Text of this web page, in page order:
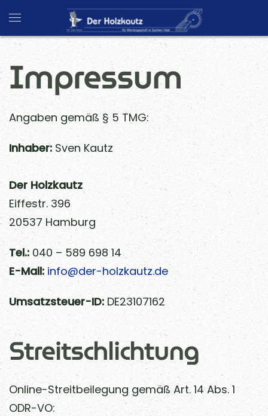
Skip to main content
Impressum
Angaben gemäß § 5 TMG:
Inhaber:Sven Kautz
Der Holzkautz
Eiffestr. 396
20537 Hamburg
Tel.:040 – 589 698 14
E-Mail: info@der-holzkautz.de
Umsatzsteuer-ID: DE23107162
Streitschlichtung
Online-Streitbeilegung gemäß Art. 14 Abs. 1
ODR-VO: